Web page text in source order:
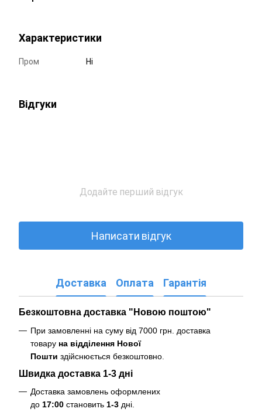
Характеристики
Пром Ні
Відгуки
Додайте перший відгук
Написати відгук
Доставка Оплата Гарантія
Безкоштовна доставка "Новою поштою"
При замовленні на суму від 7000 грн. доставка
товару на відділення Нової
Пошти здійснюється безкоштовно
Швидка доставка 1-3 дні
Доставка замовлень оформлених
до 17:00 становить 1-3 дні.